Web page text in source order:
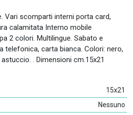
Vari scomparti interni porta card,
calamitata Interno mobile
2 colori. Multilingue. Sabato e
telefonica, carta bianca. Colori: nero,
. Dimensioni cm.15x21
15x21
Nessuno